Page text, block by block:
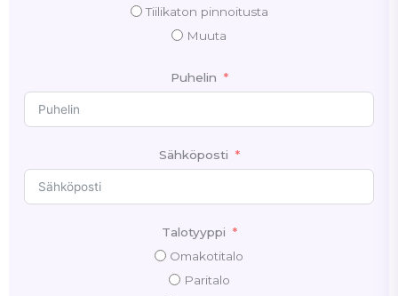
Tiilikaton pinnoitusta
Muuta
Puhelin
Sähköposti
Talotyyppi
Omakotitalo
Paritalo